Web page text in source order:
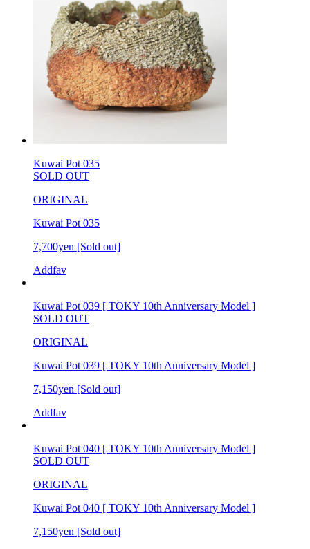
Kuwai Pot 035
SOLD OUT
ORIGINAL
Kuwai Pot 035
7,700yen [Sold out]
Addfav
Kuwai Pot 039 [ TOKY 10th Anniversary Model ]
SOLD OUT
ORIGINAL
Kuwai Pot 039 [ TOKY 10th Anniversary Model ]
7,150yen [Sold out]
Addfav
Kuwai Pot 040 [ TOKY 10th Anniversary Model ]
SOLD OUT
ORIGINAL
Kuwai Pot 040 [ TOKY 10th Anniversary Model ]
7,150yen [Sold out]